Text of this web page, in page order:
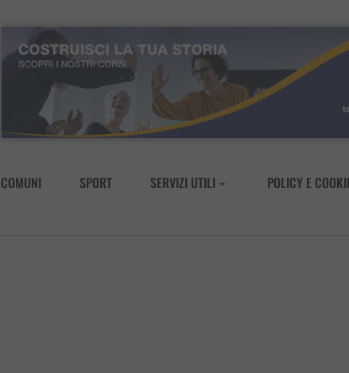
COMUNI SPORT SERVIZI UTILI
POLICY E